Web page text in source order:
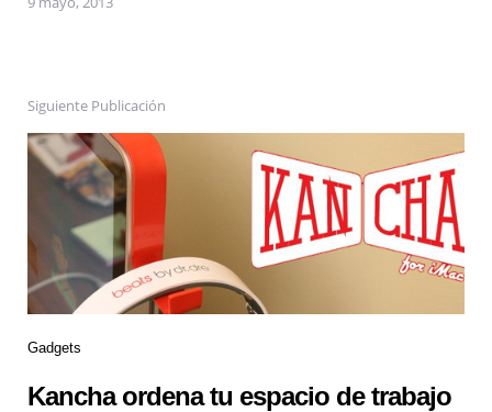
Siguiente Publicación
Gadgets
Kancha ordena tu espacio de trabajo